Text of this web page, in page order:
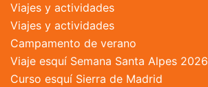
la
página
de
producto
Viajes y actividades
Viajes y actividades
Campamento de verano
Viaje esquí Semana Santa Alpes 2026
Curso esquí Sierra de Madrid